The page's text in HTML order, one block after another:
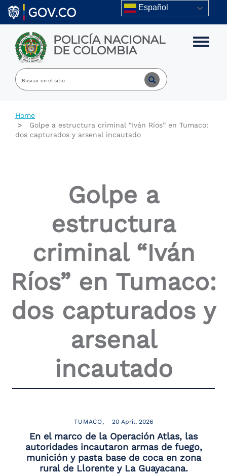
Skip to main content Español
POLICÍA NACIONAL
DE COLOMBIA Toggle
Home
Golpe a estructura criminal “Iván Ríos” en Tumaco:
dos capturados y arsenal incautado
Golpe a
estructura
criminal “Iván
Ríos” en Tumaco:
dos capturados y
arsenal
incautado
TUMACO 20 April, 2026
En el marco de la Operación Atlas, las
autoridades incautaron armas de fuego,
munición y pasta base de coca en zona
rural de Llorente y La Guayacana.